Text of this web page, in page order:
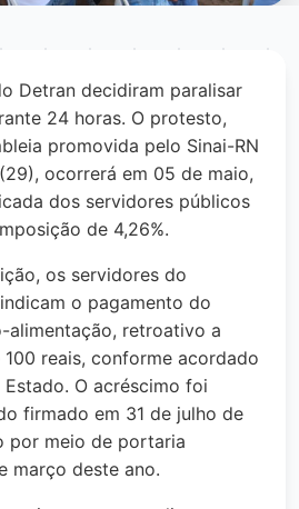
Detran decidiram paralisar
24 horas. O protesto,
promovida pelo Sinai-RN
ocorrerá em 05 de maio,
dos servidores públicos
de 4,26%.
os servidores do
o pagamento do
alimentação, retroativo a
reais, conforme acordado
O acréscimo foi
firmado em 31 de julho de
por meio de portaria
março deste ano.